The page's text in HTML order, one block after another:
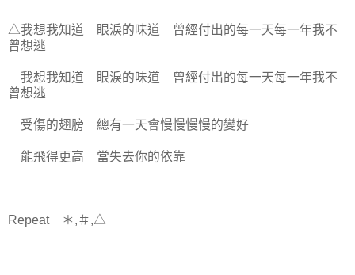
△我想我知道 眼淚的味道 曾經付出的每一天每一年我不
曾想逃
我想我知道 眼淚的味道 曾經付出的每一天每一年我不
曾想逃
受傷的翅膀 總有一天會慢慢慢慢的變好
能飛得更高 當失去你的依靠
Repeat ＊,＃,△